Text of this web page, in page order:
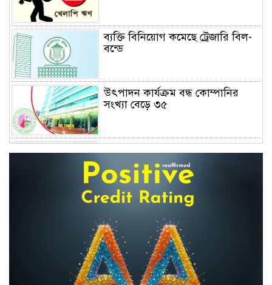
ব্যক্তি বিনিয়োগ কমেছে ট্রেজারি বিল-
বন্ডে
উৎপাদন কার্যক্রম বন্ধ কোম্পানির
সংখ্যা বেড়ে ৩৫
শতাংশ টিআইএনধারী রিটার্ন দেয়নি